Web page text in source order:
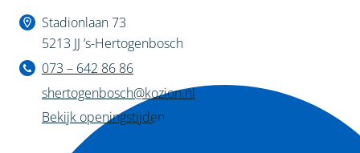
Stadionlaan 73
5213 JJ ’s-Hertogenbosch
073 – 642 86 86
shertogenbosch@kozion.nl
Bekijk openingstijden